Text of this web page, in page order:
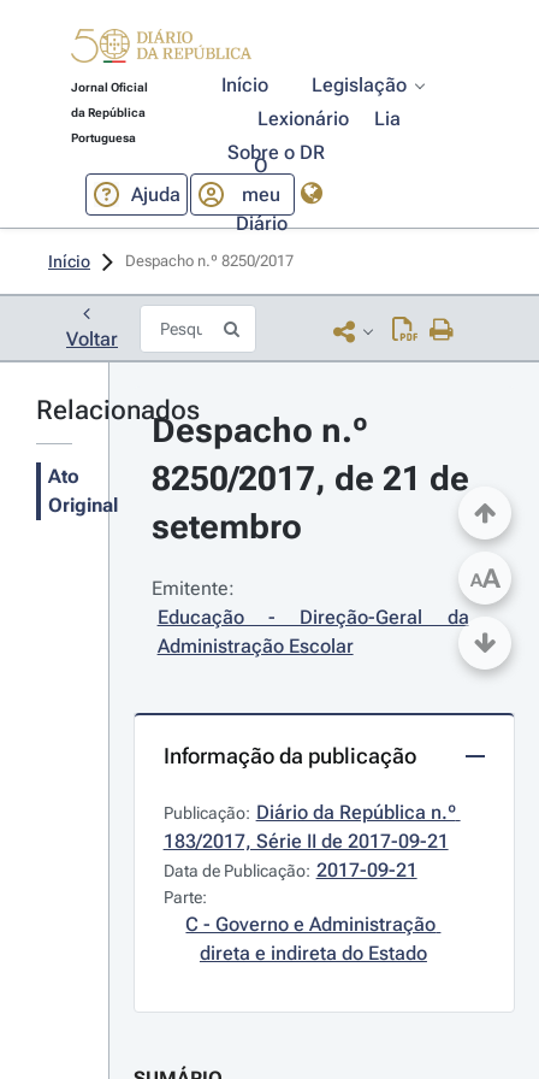
Jornal Oficial
da República
Portuguesa
Início
Legislação
Lexionário
Lia
Sobre o DR
Ajuda
O
meu
Diário
Início Despacho n.º 8250/2017
Voltar
Relacionados
Ato
Original
Despacho n.º
8250/2017, de 21 de
setembro
Emitente:
Educação - Direção-Geral da
Administração Escolar
Informação da publicação
Publicação: Diário da República n.º
183/2017, Série II de 2017-09-21
Data de Publicação: 2017-09-21
Parte:
C - Governo e Administração
direta e indireta do Estado
AA